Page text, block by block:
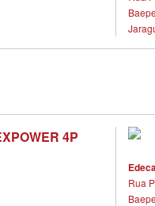
4P
Rua